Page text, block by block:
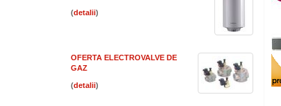
( )
OFERTA ELECTROVALVE DE
GAZ
( )